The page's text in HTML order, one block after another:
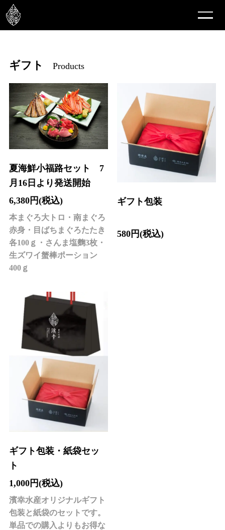
ギフト Products
夏海鮮小福路セット 7
月16日より発送開始
6,380円(税込)
本まぐろ大トロ・南まぐろ
赤身・目ばちまぐろたたき
各100ｇ・さんま塩麴3枚・
生ズワイ蟹棒ポーション
400ｇ
ギフト包装
580円(税込)
ギフト包装・紙袋セッ
ト
1,000円(税込)
濱幸水産オリジナルギフト
包装と紙袋のセットです。
単品での購入よりもお得な